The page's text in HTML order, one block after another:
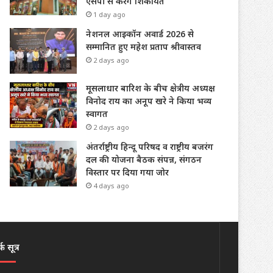
1 day ago
नेशनल आइकॉन अवार्ड 2026 से
सम्मानित हुए महेश प्रताप श्रीवास्तव
2 days ago
मूसलाधार बारिश के बीच क्षेत्रीय अध्यक्ष
विनोद राय का अनूप खरे ने किया भव्य
स्वागत
2 days ago
अंतर्राष्ट्रीय हिन्दू परिषद व राष्ट्रीय बजरंग
दल की योजना बैठक संपन्न, संगठन
विस्तार पर दिया गया जोर
4 days ago
सूत्र